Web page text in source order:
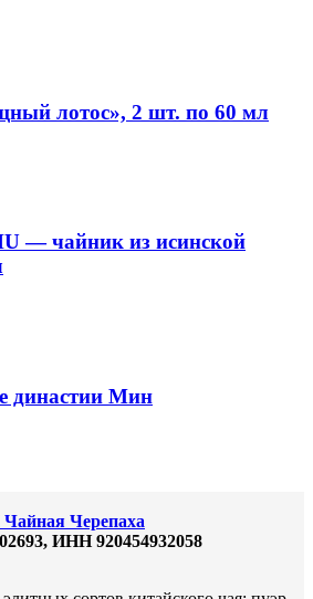
лотос», 2 шт. по 60 мл
— чайник из исинской
династии Мин
Черепаха
ИНН 920454932058